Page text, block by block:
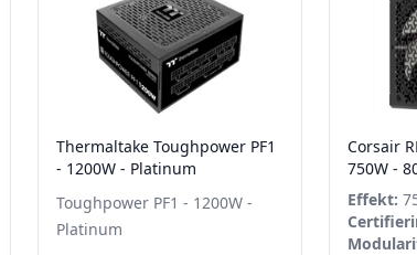
Thermaltake Toughpower PF1
- 1200W - Platinum
Toughpower PF1 - 1200W -
Platinum
Corsair
750W -
Modulärt
Effekt: